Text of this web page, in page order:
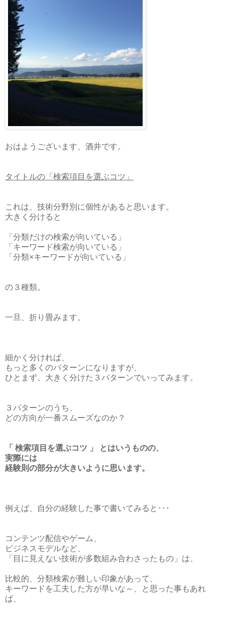
おはようございます、酒井です。
タイトルの「検索項目を選ぶコツ」
これは、技術分野別に個性があると思います。
大きく分けると
「分類だけの検索が向いている」
「キーワード検索が向いている」
「分類×キーワードが向いている」
の３種類。
一旦、折り畳みます。
細かく分ければ、
もっと多くのパターンになりますが、
ひとまず、大きく分けた３パターンでいってみます。
３パターンのうち、
どの方向が一番スムーズなのか？
「 検索項目を選ぶコツ 」 とはいうものの、
実際には
経験則の部分が大きいように思います。
例えば、自分の経験した事で書いてみると･･･
コンテンツ配信やゲーム、
ビジネスモデルなど、
「目に見えない技術が多数組み合わさったもの」は、
比較的、分類検索が難しい印象があって、
キーワードを工夫した方が早いな～、と思った事もあれ
ば、